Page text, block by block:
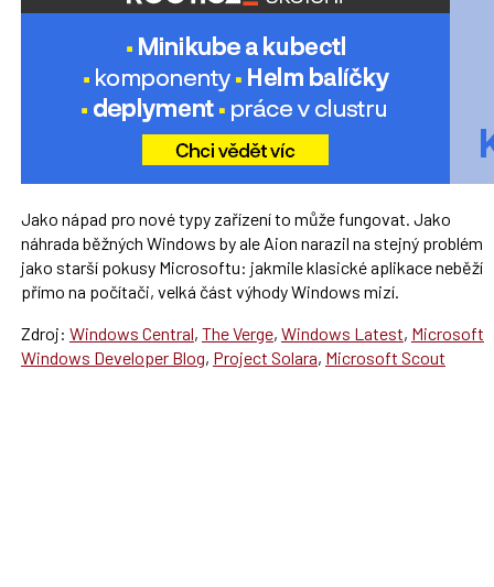
Jako nápad pro nové typy zařízení to může fungovat. Jako
náhrada běžných Windows by ale Aion narazil na stejný problém
jako starší pokusy Microsoftu: jakmile klasické aplikace neběží
přímo na počítači, velká část výhody Windows mizí.
Zdroj: Windows Central, The Verge, Windows Latest, Microsoft
Windows Developer Blog, Project Solara, Microsoft Scout